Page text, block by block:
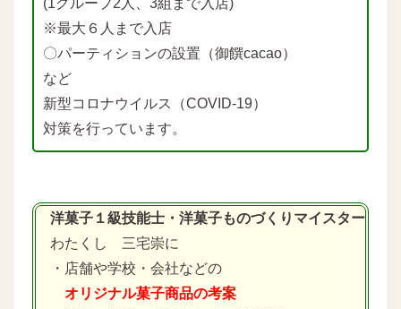
※最大６人まで入店
〇パーティションの設置（御饌cacao）
など
新型コロナウイルス（COVID-19）
対策を行っています。
洋菓子１級技能士・洋菓子ものづくりマイスター
わたくし 三宅崇に
・店舗や学校・会社などの
オリジナル菓子商品の考案